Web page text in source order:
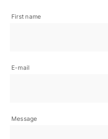
First name
E-mail
Message